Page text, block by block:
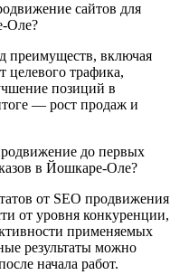
сайтов для
Оле?
преимуществ, включая
целевого трафика,
позиций в
— рост продаж и
до первых
в Йошкаре-Оле?
от SEO продвижения
от уровня конкуренции,
применяемых
результаты можно
начала работ.